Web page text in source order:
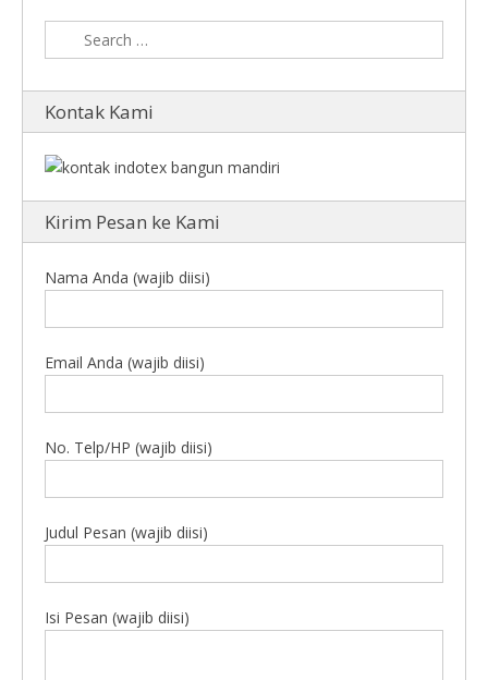
Kontak Kami
Kirim Pesan ke Kami
Nama Anda (wajib diisi)
Email Anda (wajib diisi)
No. Telp/HP (wajib diisi)
Judul Pesan (wajib diisi)
Isi Pesan (wajib diisi)